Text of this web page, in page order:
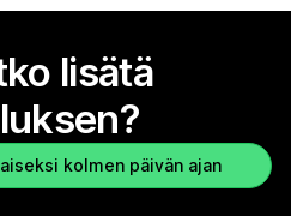
lisätä
kolmen päivän ajan